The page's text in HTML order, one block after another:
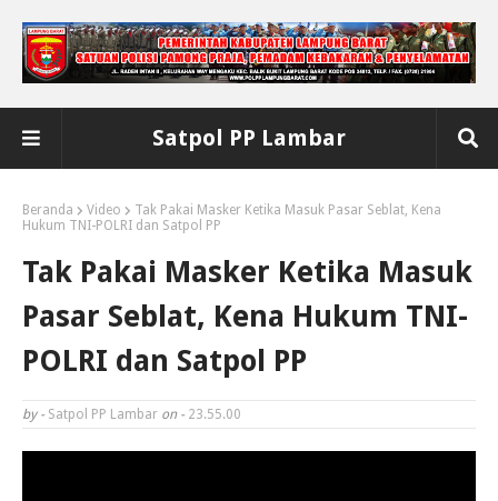
Satpol PP Lambar
Beranda Video
Tak Pakai Masker Ketika Masuk Pasar Seblat, Kena
Hukum TNI-POLRI dan Satpol PP
Tak Pakai Masker Ketika Masuk
Pasar Seblat, Kena Hukum TNI-
POLRI dan Satpol PP
by - Satpol PP Lambar on - 23.55.00